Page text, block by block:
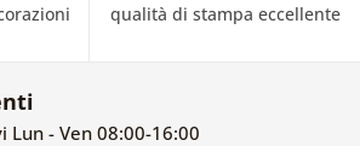
qualità di stampa eccellente
- Ven 08:00-16:00